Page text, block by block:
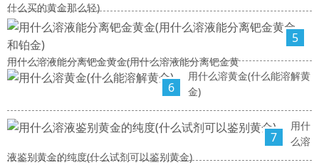
什么买的黄金那么轻)
5
用什么溶液能分离钯金黄金(用什么溶液能分离钯金黄
6
用什么溶黄金(什么能溶解黄
金)
7
用什
么溶
液鉴别黄金的纯度(什么试剂可以鉴别黄金)